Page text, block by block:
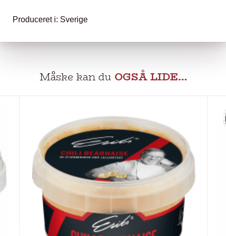
Produceret i: Sverige
Måske kan du OGSÅ LIDE…